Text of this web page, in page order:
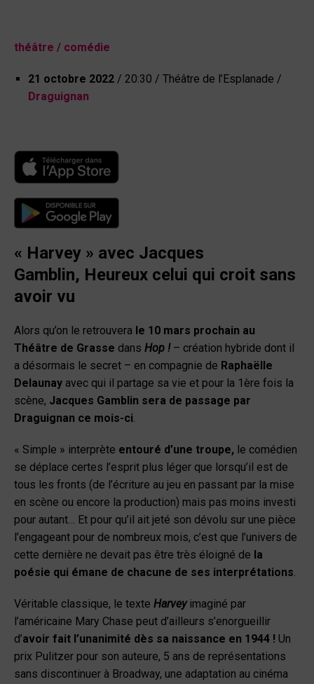
théâtre / comédie
21 octobre 2022 / 20:30 / Théâtre de l’Esplanade /
Draguignan
« Harvey » avec Jacques
Gamblin, Heureux celui qui croit sans
avoir vu
Alors qu’on le retrouvera le 10 mars prochain au
Théâtre de Grasse dans Hop ! – création hybride dont il
a désormais le secret – en compagnie de Raphaëlle
Delaunay avec qui il partage sa vie et pour la 1 ère fois la
scène, Jacques Gamblin sera de passage par
Draguignan ce mois-ci.
« Simple » interprète entouré d’une troupe, le comédien
se déplace certes l’esprit plus léger que lorsqu’il est de
tous les fronts (de l’écriture au jeu en passant par la mise
en scène ou encore la production) mais pas moins investi
pour autant… Et pour qu’il ait jeté son dévolu sur une pièce
l’engageant pour de nombreux mois, c’est que l’univers de
cette dernière ne devait pas être très éloigné de la
poésie qui émane de chacune de ses interprétations.
Véritable classique, le texte Harveyimaginé par
l’américaine Mary Chase peut d’ailleurs s’enorgueillir
d’avoir fait l’unanimité dès sa naissance en 1944 ! Un
prix Pulitzer pour son auteure, 5 ans de représentations
sans discontinuer à Broadway, une adaptation au cinéma